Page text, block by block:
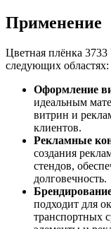
Применение
Цветная плёнка
следующих областях:
Оформление
идеальным
витрин и
клиентов.
Рекламные
создания
стендов,
долговечность.
подходит для
транспортных